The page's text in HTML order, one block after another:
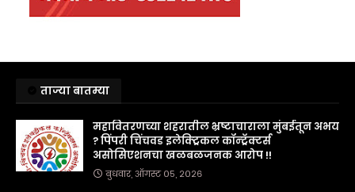
ताज्या बातम्या
महावितरणच्या शहरातील भ्रष्टाचाराला मुंबईतून अभय
? पिंपरी चिंचवड इलेक्ट्रिकल कॉन्ट्रॅक्टर्स
असोसिएशनचा खळबळजनक आरोप !!
बुधवार, ऑगस्ट ०५, २०२६